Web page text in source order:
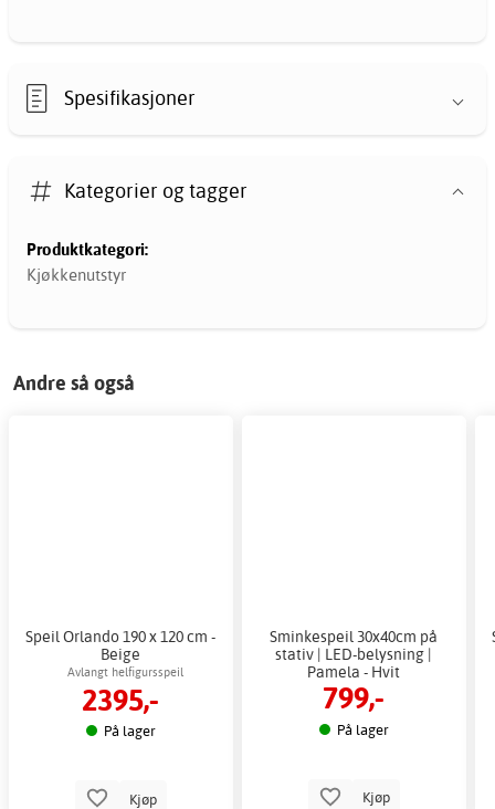
Spesifikasjoner
Kategorier og tagger
Produktkategori:
Kjøkkenutstyr
Andre så også
Speil Orlando 190 x 120 cm -
Beige
Avlangt helfigursspeil
2395,-
På lager
Kjøp
Sminkespeil 30x40cm på
stativ | LED-belysning |
Pamela - Hvit
799,-
På lager
Kjøp